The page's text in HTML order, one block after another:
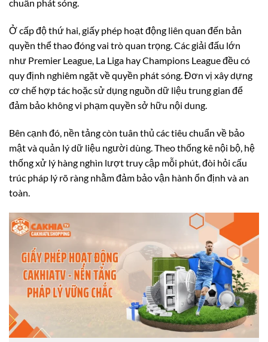
chuẩn phát sóng.
Ở cấp độ thứ hai, giấy phép hoạt động liên quan đến bản
quyền thể thao đóng vai trò quan trọng. Các giải đấu lớn
như Premier League, La Liga hay Champions League đều có
quy định nghiêm ngặt về quyền phát sóng. Đơn vị xây dựng
cơ chế hợp tác hoặc sử dụng nguồn dữ liệu trung gian để
đảm bảo không vi phạm quyền sở hữu nội dung.
Bên cạnh đó, nền tảng còn tuân thủ các tiêu chuẩn về bảo
mật và quản lý dữ liệu người dùng. Theo thống kê nội bộ, hệ
thống xử lý hàng nghìn lượt truy cập mỗi phút, đòi hỏi cấu
trúc pháp lý rõ ràng nhằm đảm bảo vận hành ổn định và an
toàn.